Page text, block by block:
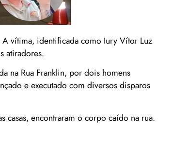
vítima, identificada como Iury Vítor Luz
atiradores.
na Rua Franklin, por dois homens
e executado com diversos disparos
casas, encontraram o corpo caído na rua.